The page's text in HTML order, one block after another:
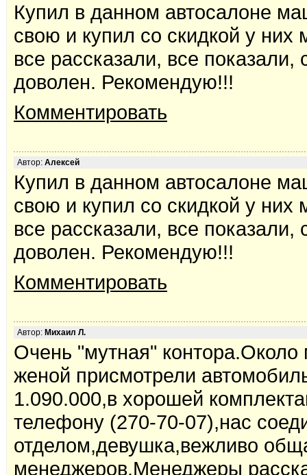
Купил в данном автосалоне
свою и купил со скидкой у
все рассказали, все
доволен. Рекомендую!!!
Комментировать
Автор: Алексей
Купил в данном автосалоне
свою и купил со скидкой у
все рассказали, все
доволен. Рекомендую!!!
Комментировать
Автор: Михаил Л.
Очень "мутная"
женой присмотрели
1.090.000,в хорошей
телефону (270-70-07),нас
отделом,девушка,вежливо
менеджеров.Менеджеры